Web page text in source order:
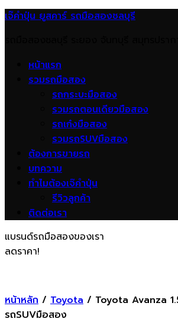
เจ๊คำปุ่น ยูสคาร์ รถมือสองชลบุรี
หน้าแรก
รวมรถมือสอง
รถกระบะมือสอง
รวมรถตอนเดียวมือสอง
รถเก๋งมือสอง
รวมรถSUVมือสอง
ต้องการขายรถ
บทความ
ทำไมต้องเจ๊คำปุ่น
รีวิวลูกค้า
ติดต่อเรา
แบรนด์รถมือสองของเรา
ลดราคา!
หน้าหลัก / Toyota / Toyota Avanza
รถSUVมือสอง